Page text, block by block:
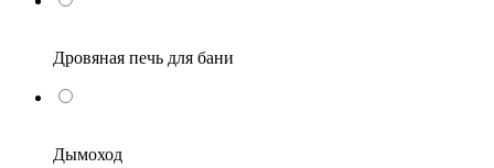
Дровяная печь для бани
Дымоход